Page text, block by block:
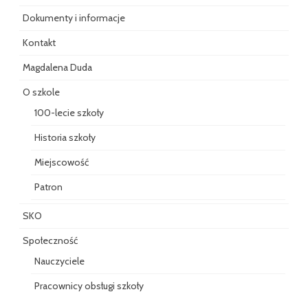
Dokumenty i informacje
Kontakt
Magdalena Duda
O szkole
100-lecie szkoły
Historia szkoły
Miejscowość
Patron
SKO
Społeczność
Nauczyciele
Pracownicy obsługi szkoły